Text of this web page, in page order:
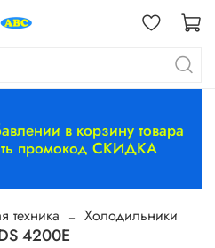
в корзину товара
промокод СКИДКА
техника Холодильники
4200E